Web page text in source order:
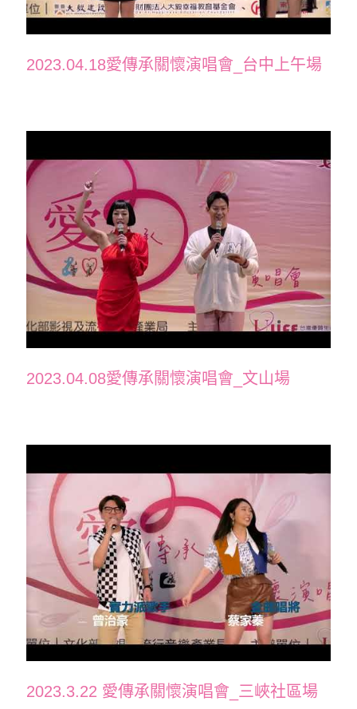
2023.04.18愛傳承關懷演唱會_台中上午場
2023.04.08愛傳承關懷演唱會_文山場
2023.3.22 愛傳承關懷演唱會_三峽社區場